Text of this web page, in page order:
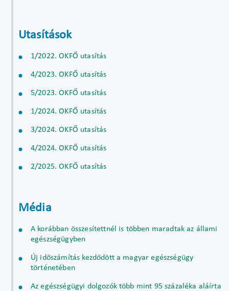
Utasítások
1/2022. OKFŐ utasítás
4/2023. OKFŐ utasítás
5/2023. OKFŐ utasítás
1/2024. OKFŐ utasítás
3/2024. OKFŐ utasítás
4/2024. OKFŐ utasítás
2/2025. OKFŐ utasítás
Média
A korábban összesítettnél is többen maradtak az állami
egészségügyben
Új időszámítás kezdődött a magyar egészségügy
történetében
Az egészségügyi dolgozók több mint 95 százaléka aláírta